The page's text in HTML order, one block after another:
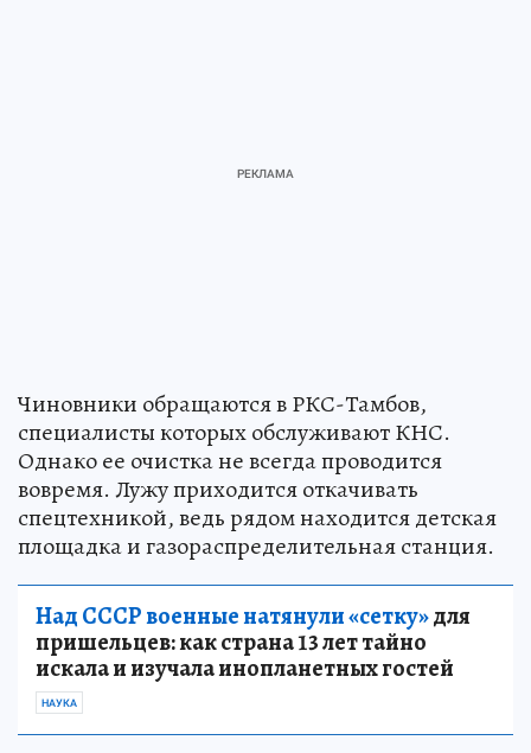
Чиновники обращаются в РКС-Тамбов,
специалисты которых обслуживают КНС.
Однако ее очистка не всегда проводится
вовремя. Лужу приходится откачивать
спецтехникой, ведь рядом находится детская
площадка и газораспределительная станция.
Над СССР военные натянули «сетку»для
пришельцев: как страна 13 лет тайно
искала и изучала инопланетных гостей
НАУКА